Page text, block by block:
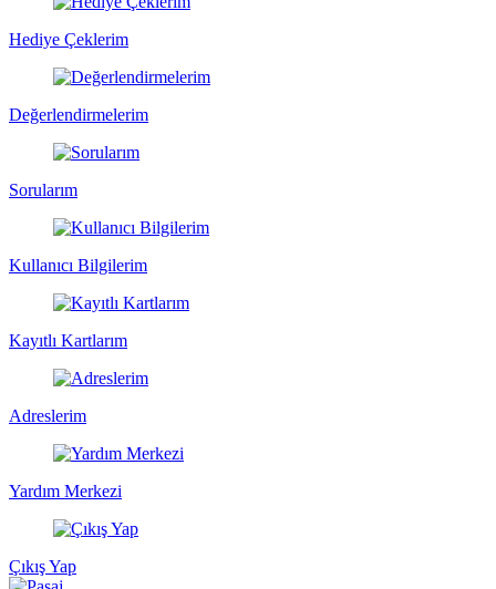
Hediye Çeklerim
Değerlendirmelerim
Sorularım
Kullanıcı Bilgilerim
Kayıtlı Kartlarım
Adreslerim
Yardım Merkezi
Çıkış Yap